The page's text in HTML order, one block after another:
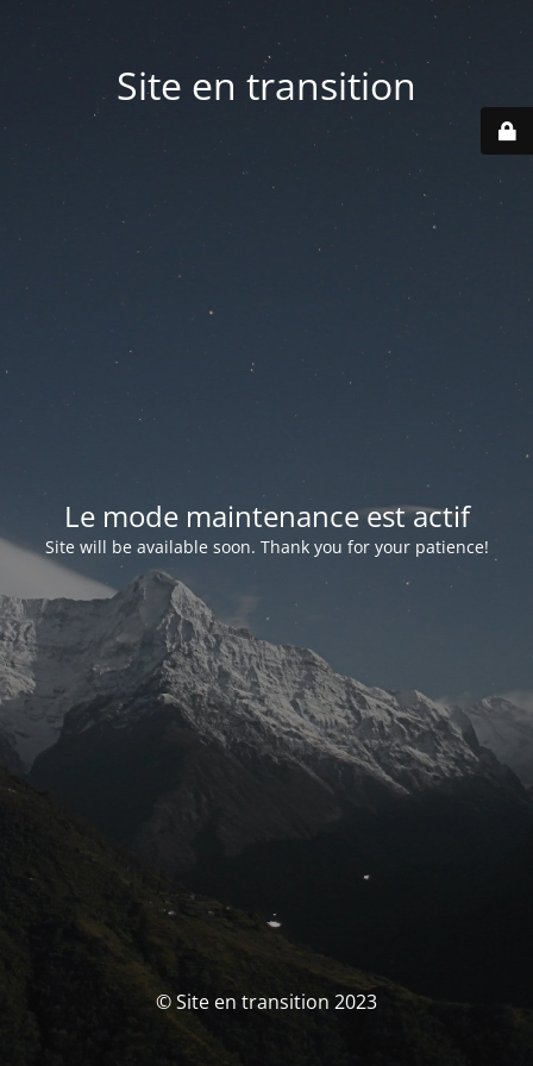
Site en transition
Le mode maintenance est actif
Site will be available soon. Thank you for your patience!
© Site en transition 2023